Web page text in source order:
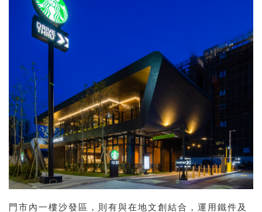
門市內一樓沙發區，則有與在地文創結合，運用鐵件及